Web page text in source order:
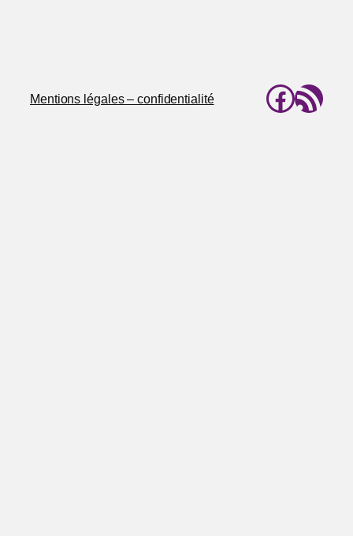
Mentions légales – confidentialité Flux RSS